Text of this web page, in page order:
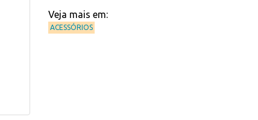
Veja mais em:
ACESSÓRIOS